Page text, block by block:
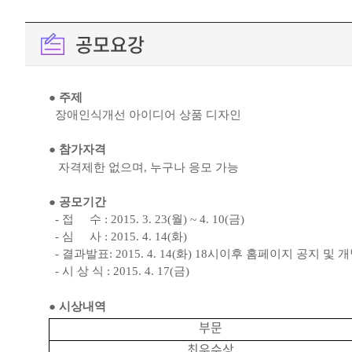
공모요강
● 주제
장애인식개선 아이디어 상품 디자인
● 참가자격
자격제한 없으며, 누구나 응모 가능
● 공모기간
- 접 수 : 2015. 3. 23(월) ~ 4. 10(금)
- 심 사 : 2015. 4. 14(화)
- 결과발표: 2015. 4. 14(화) 18시이후 홈페이지 공지 및
- 시 상 식 : 2015. 4. 17(금)
● 시상내역
부문